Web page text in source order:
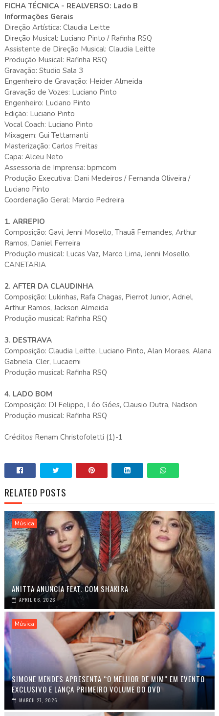
FICHA TÉCNICA - REALVERSO: Lado B
Informações Gerais
Direção Artística: Claudia Leitte
Direção Musical: Luciano Pinto / Rafinha RSQ
Assistente de Direção Musical: Claudia Leitte
Produção Musical: Rafinha RSQ
Gravação: Studio Sala 3
Engenheiro de Gravação: Heider Almeida
Gravação de Vozes: Luciano Pinto
Engenheiro: Luciano Pinto
Edição: Luciano Pinto
Vocal Coach: Luciano Pinto
Mixagem: Gui Tettamanti
Masterização: Carlos Freitas
Capa: Alceu Neto
Assessoria de Imprensa: bpmcom
Produção Executiva: Dani Medeiros / Fernanda Oliveira /
Luciano Pinto
Coordenação Geral: Marcio Pedreira
1. ARREPIO
Composição: Gavi, Jenni Mosello, Thauã Fernandes, Arthur
Ramos, Daniel Ferreira
Produção musical: Lucas Vaz, Marco Lima, Jenni Mosello,
CANETARIA
2. AFTER DA CLAUDINHA
Composição: Lukinhas, Rafa Chagas, Pierrot Junior, Adriel,
Arthur Ramos, Jackson Almeida
Produção musical: Rafinha RSQ
3. DESTRAVA
Composição: Claudia Leitte, Luciano Pinto, Alan Moraes, Alana
Gabriela, Cler, Lucaemi
Produção musical: Rafinha RSQ
4. LADO BOM
Composição: DI Felippo, Léo Góes, Clausio Dutra, Nadson
Produção musical: Rafinha RSQ
Créditos Renam Christofoletti (1)-1
RELATED POSTS
Música
ANITTA ANUNCIA FEAT. COM SHAKIRA
APRIL 06, 2026
Música
SIMONE MENDES APRESENTA “O MELHOR DE MIM” EM EVENTO
EXCLUSIVO E LANÇA PRIMEIRO VOLUME DO DVD
MARCH 27, 2026